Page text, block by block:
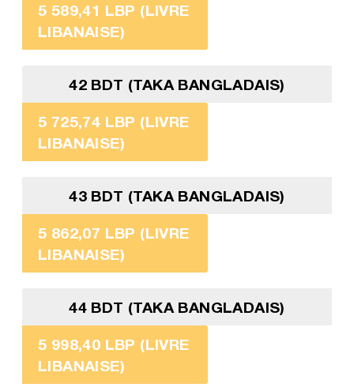
5 589,41 LBP (LIVRE
LIBANAISE)
42 BDT (TAKA BANGLADAIS)
5 725,74 LBP (LIVRE
LIBANAISE)
43 BDT (TAKA BANGLADAIS)
5 862,07 LBP (LIVRE
LIBANAISE)
44 BDT (TAKA BANGLADAIS)
5 998,40 LBP (LIVRE
LIBANAISE)